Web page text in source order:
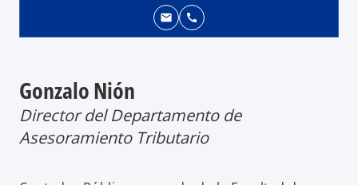
mail call
Gonzalo Nión
Director del Departamento de
Asesoramiento Tributario